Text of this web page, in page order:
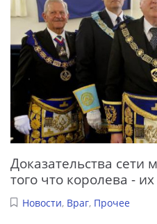
Доказательства сети
того что королева -
Новости, Враг, Прочее